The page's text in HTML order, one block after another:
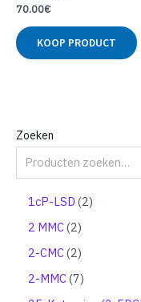
Zoeken
1cP-LSD 22
2 MMC 22
r
o
2-CMC 22
r
2-MMC 77
Gewaardeerd
0
uit
5
70.00€
KOOP PRODUCT